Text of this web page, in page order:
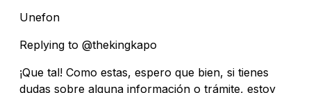
Unefon
Replying to @thekingkapo
¡Que tal! Como estas, espero que bien, si tienes
dudas sobre alguna información o trámite, estoy